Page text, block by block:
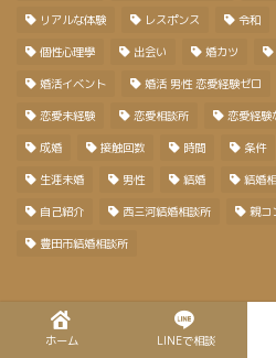
リアルな体験 レスポンス 令和
個性心理學 出会い 婚カツ
婚活イベント 婚活 男性 恋愛経験ゼロ
恋愛未経験 恋愛相談所 恋愛経験
成婚 接触回数 時間 条件
生涯未婚 男性 結婚 結婚
自己紹介 西三河結婚相談所 親コ
豊田市結婚相談所
検索
ホーム LINEで相談